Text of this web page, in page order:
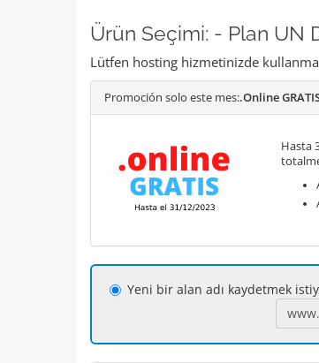
Ürün Seçimi: - Plan UN
Lütfen hosting hizmetinizde
Promoción solo este mes:.Online
Hasta
Yeni bir alan adı kaydetmek
www.